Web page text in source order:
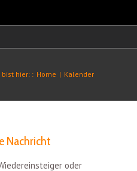
bist hier: : Home | Kalender
Nachricht
oder